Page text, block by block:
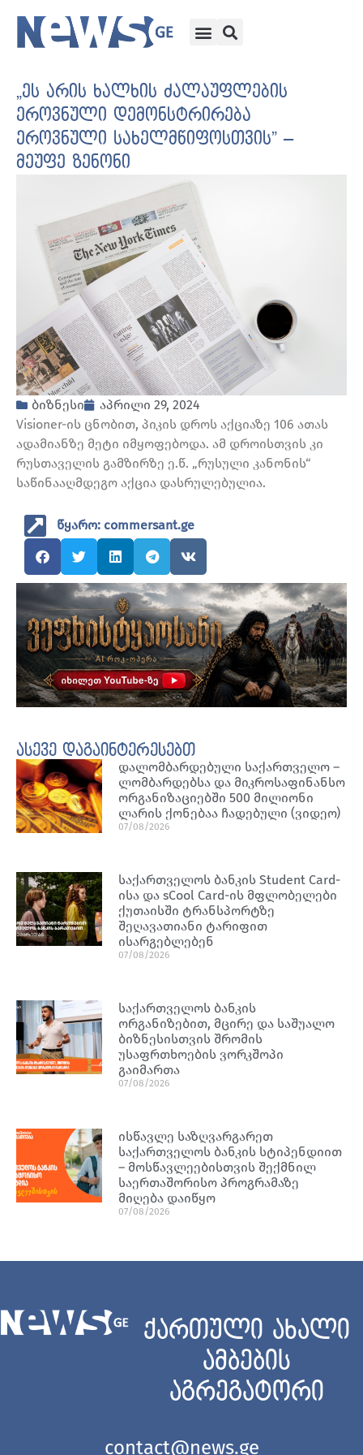
„ეს არის ხალხის ძალაუფლების
ეროვნული დემონსტრირება
ეროვნული სახელმწიფოსთვის” –
მეუფე ზენონი
ბიზნესი
აპრილი 29, 2024
Visioner-ის ცნობით, პიკის დროს აქციაზე 106 ათას
ადამიანზე მეტი იმყოფებოდა. ამ დროისთვის კი
რუსთაველის გამზირზე ე.წ. „რუსული კანონის“
საწინააღმდეგო აქცია დასრულებულია.
წყარო: commersant.ge
ასევე დაგაინტერესებთ
დალომბარდებული საქართველო –
ლომბარდებსა და მიკროსაფინანსო
ორგანიზაციებში 500 მილიონი
ლარის ქონებაა ჩადებული (ვიდეო)
07/08/2026
საქართველოს ბანკის Student Card-
ისა და sCool Card-ის მფლობელები
ქუთაისში ტრანსპორტზე
შეღავათიანი ტარიფით
ისარგებლებენ
07/08/2026
საქართველოს ბანკის
ორგანიზებით, მცირე და საშუალო
ბიზნესისთვის შრომის
უსაფრთხოების ვორკშოპი
გაიმართა
07/08/2026
ისწავლე საზღვარგარეთ
საქართველოს ბანკის სტიპენდიით
– მოსწავლეებისთვის შექმნილ
საერთაშორისო პროგრამაზე
მიღება დაიწყო
07/08/2026
ქართული ახალი
ამბების
აგრეგატორი
contact@news.ge